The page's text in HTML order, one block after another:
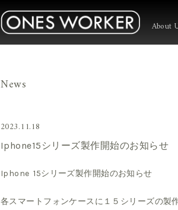
About
News
2023.11.18
Iphone15シリーズ製作開始のお知らせ
Iphone 15シリーズ製作開始のお知らせ
各スマートフォンケースに１５シリーズの製